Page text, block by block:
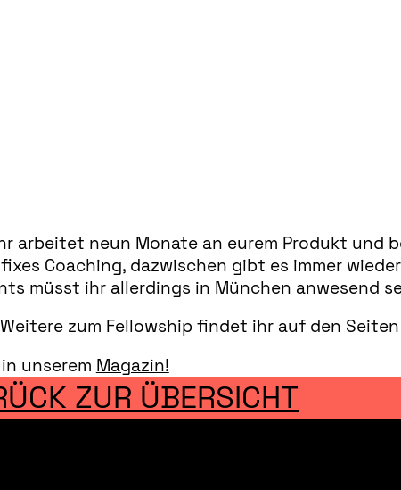
arbeitet neun Monate an eurem Produkt und
Coaching, dazwischen gibt es immer
müsst ihr allerdings in München anwesend
zum Fellowship findet ihr auf den
unserem Magazin!
ZUR ÜBERSICHT